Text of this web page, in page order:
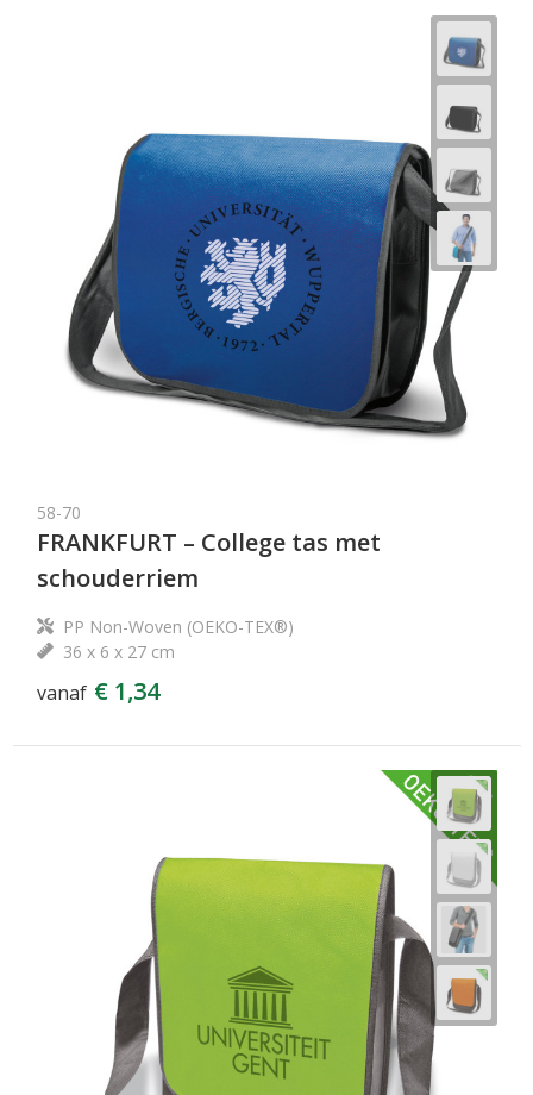
58-70
FRANKFURT – College tas met
schouderriem
PP Non-Woven (OEKO-TEX®)
36 x 6 x 27 cm
vanaf € 1,34